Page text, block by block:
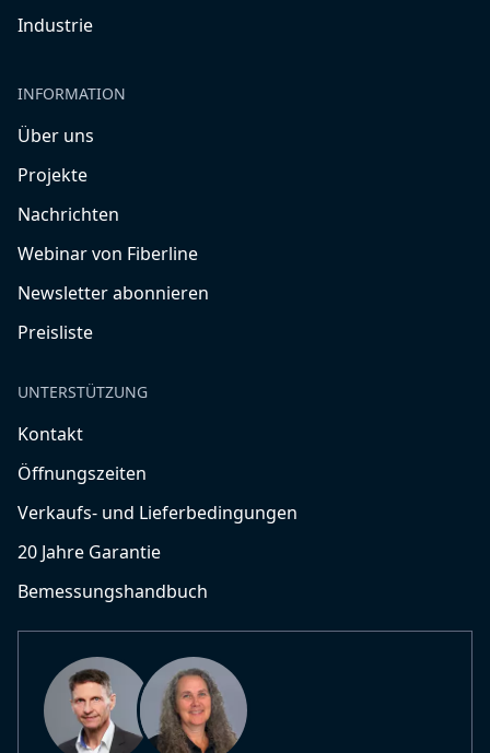
Industrie
INFORMATION
Über uns
Projekte
Nachrichten
Webinar von Fiberline
Newsletter abonnieren
Preisliste
UNTERSTÜTZUNG
Kontakt
Öffnungszeiten
Verkaufs- und Lieferbedingungen
20 Jahre Garantie
Bemessungshandbuch